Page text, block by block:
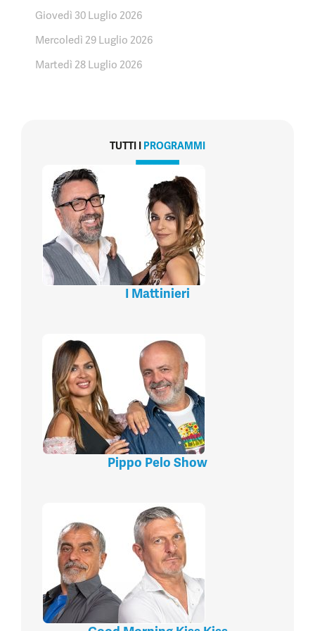
Giovedì 30 Luglio 2026
Mercoledì 29 Luglio 2026
Martedì 28 Luglio 2026
TUTTI I PROGRAMMI
I Mattinieri
Pippo Pelo Show